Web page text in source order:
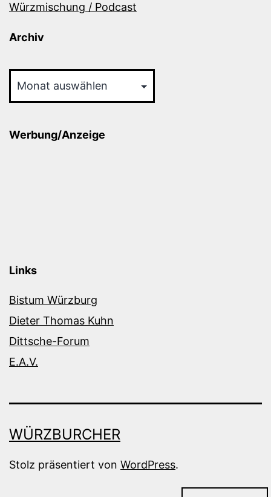
Würzmischung / Podcast
Archiv
Werbung/Anzeige
Links
Bistum Würzburg
Dieter Thomas Kuhn
Dittsche-Forum
E.A.V.
WÜRZBURCHER
Stolz präsentiert von WordPress.